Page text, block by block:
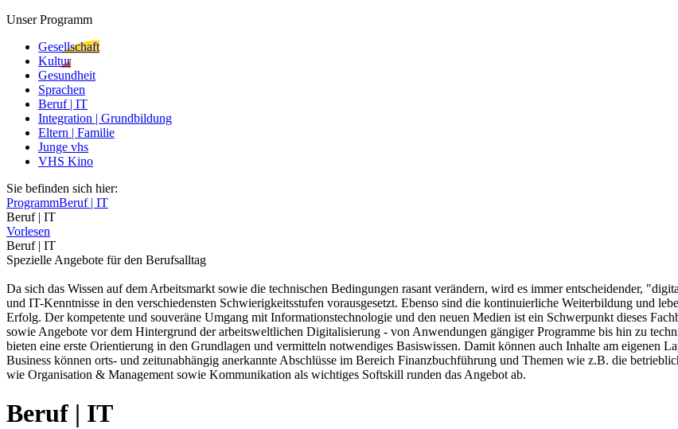
Unser Programm
Gesellschaft
Kultur
Gesundheit
Sprachen
Beruf | IT
Integration | Grundbildung
Eltern | Familie
Junge vhs
VHS Kino
Sie befinden sich hier:
ProgrammBeruf | IT
Beruf | IT
Vorlesen
Beruf | IT
Spezielle Angebote für den Berufsalltag
Da sich das Wissen auf dem Arbeitsmarkt sowie die technischen Bedingungen rasant verändern, wird es immer entscheidender,
und IT-Kenntnisse in den verschiedensten Schwierigkeitsstufen vorausgesetzt. Ebenso sind die kontinuierliche Weiterbildung und
Erfolg. Der kompetente und souveräne Umgang mit Informationstechnologie und den neuen Medien ist ein Schwerpunkt dieses
sowie Angebote vor dem Hintergrund der arbeitsweltlichen Digitalisierung - von Anwendungen gängiger Programme bis hin zu
bieten eine erste Orientierung in den Grundlagen und vermitteln notwendiges Basiswissen. Damit können auch Inhalte am eigenen
Business können orts- und zeitunabhängig anerkannte Abschlüsse im Bereich Finanzbuchführung und Themen wie z.B. die
wie Organisation & Management sowie Kommunikation als wichtiges Softskill runden das Angebot ab.
Beruf | IT